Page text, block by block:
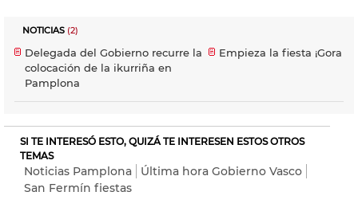
NOTICIAS (2)
Delegada del Gobierno recurre la
colocación de la ikurriña en
Pamplona
Empieza la fiesta ¡Gora
SI TE INTERESÓ ESTO, QUIZÁ TE INTERESEN ESTOS OTROS
TEMAS
Noticias Pamplona
Última hora Gobierno Vasco
San Fermín fiestas